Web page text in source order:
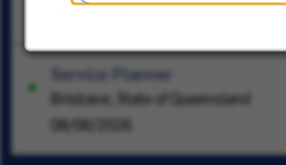
Service Planner
Brisbane, State of Queensland
08/06/2026